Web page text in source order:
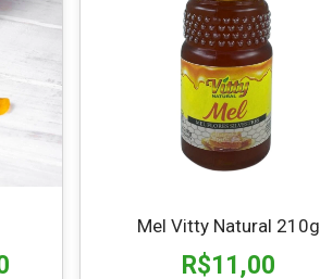
Mel Vitty Natural 210g
R$11,00